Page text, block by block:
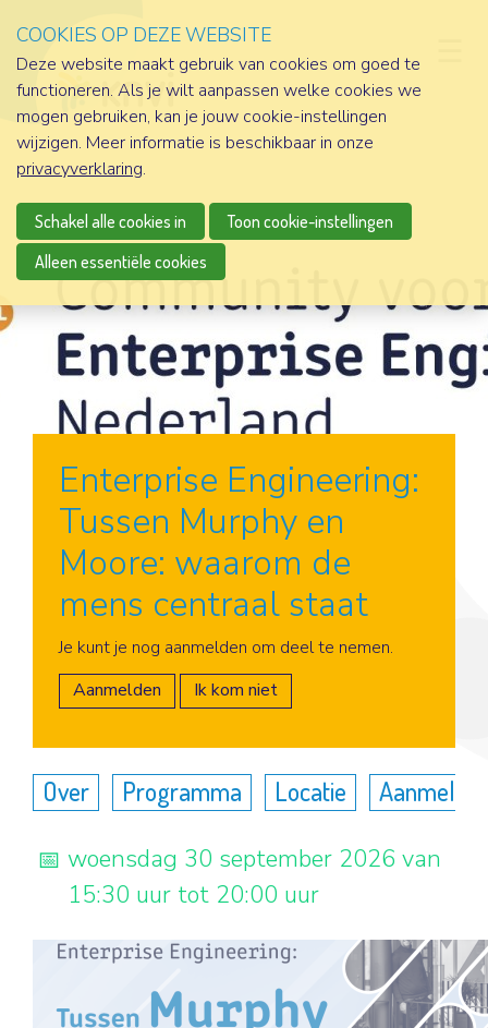
Enterprise Engineering:
Tussen Murphy en
Moore: waarom de
mens centraal staat
Aanmelden
Je kunt je nog aanmelden om deel te nemen.
Aanmelden
Ik kom niet
Over Programma Locatie
woensdag 30 september 2026 van
15:30 uur tot 20:00 uur
COOKIES OP DEZE WEBSITE
Deze website maakt gebruik van cookies om goed te
functioneren. Als je wilt aanpassen welke cookies we
mogen gebruiken, kan je jouw cookie-instellingen
wijzigen. Meer informatie is beschikbaar in onze
privacyverklaring.
Schakel alle cookies in
Toon cookie-instellingen
Alleen essentiële cookies